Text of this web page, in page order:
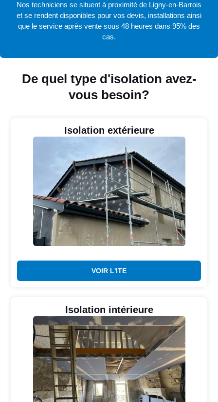
De quel type d'isolation avez-
vous besoin?
Isolation extérieure
VOIR L'ITE
Isolation intérieure
Nos techniciens se situent à proximité de Ligny-en-Barrois
et se rendent disponibles pour vos devis, installations ainsi
que le service après vente sous 48 heures dans 95% des
cas.